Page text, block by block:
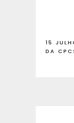
15
DA